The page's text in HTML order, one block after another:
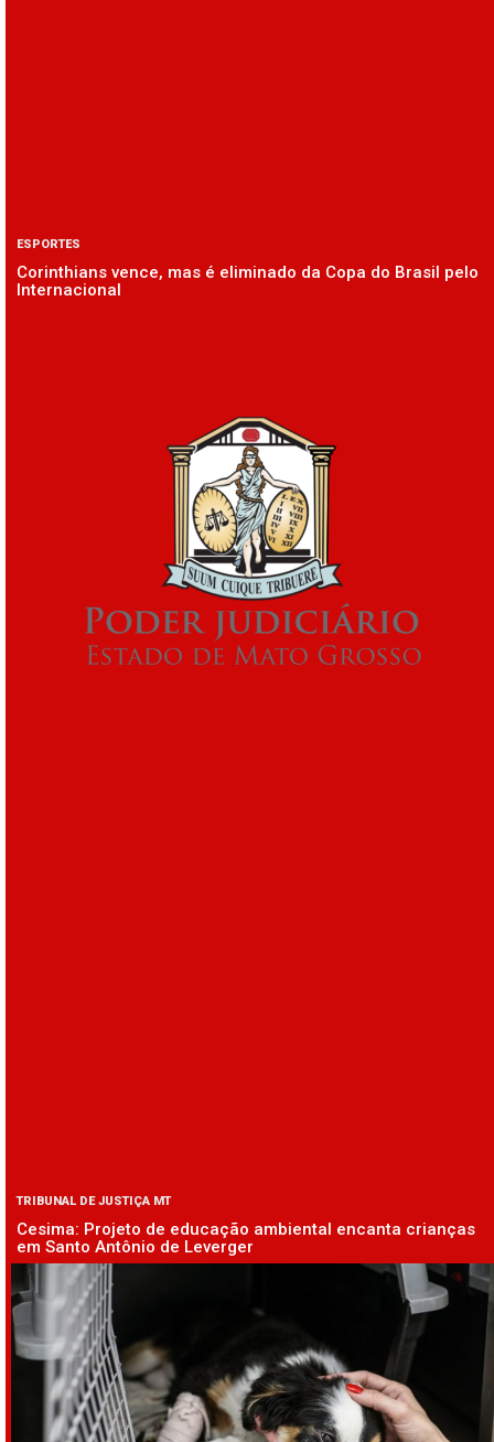
ESPORTES
Corinthians vence, mas é eliminado da Copa do Brasil pelo
Internacional
TRIBUNAL DE JUSTIÇA MT
Cesima: Projeto de educação ambiental encanta crianças
em Santo Antônio de Leverger